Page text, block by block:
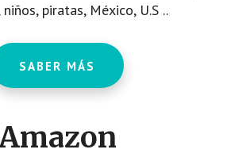
piratas, México, U.S ..
SABER MÁS